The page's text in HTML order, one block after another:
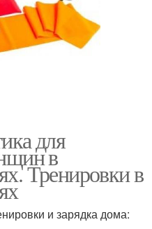
для
в
Тренировки в
и зарядка дома: